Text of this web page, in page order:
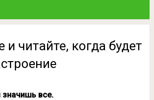
и читайте, когда будет
все.